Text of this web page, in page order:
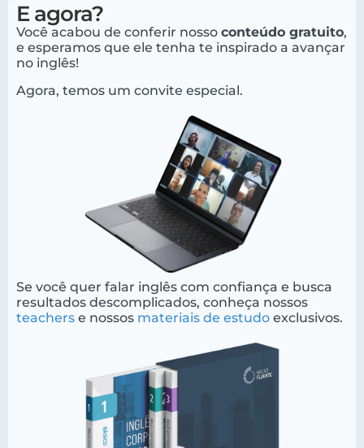
E agora?
Você acabou de conferir nosso conteúdo gratuito,
e esperamos que ele tenha te inspirado a avançar
no inglês!
Agora, temos um convite especial.
Se você quer falar inglês com confiança e busca
resultados descomplicados, conheça nossos
teachers e nossos materiais de estudo exclusivos.